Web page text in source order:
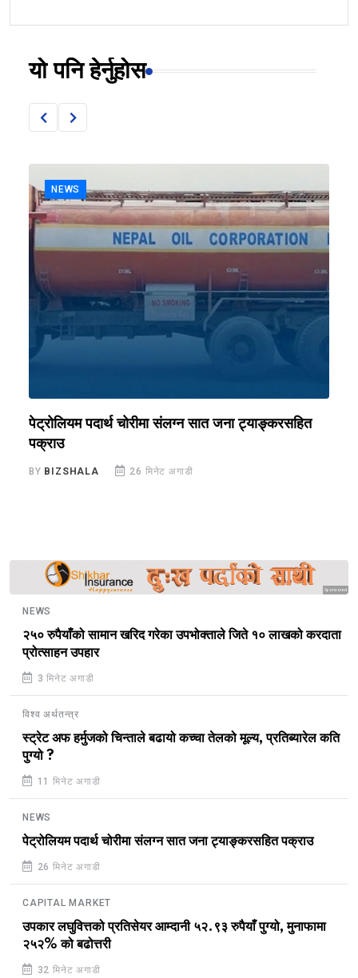
यो पनि हेर्नुहोस
NEWS
पेट्रोलियम पदार्थ चोरीमा संलग्न सात जना ट्याङ्करसहित
पक्राउ
BY BIZSHALA 26 मिनेट अगाडी
Sponsored
NEWS
२५० रुपैयाँको सामान खरिद गरेका उपभोक्ताले जिते १० लाखको करदाता
प्रोत्साहन उपहार
3 मिनेट अगाडी
विश्व अर्थतन्त्र
स्ट्रेट अफ हर्मुजको चिन्ताले बढायो कच्चा तेलको मूल्य, प्रतिब्यारेल कति
पुग्यो ?
11 मिनेट अगाडी
NEWS
पेट्रोलियम पदार्थ चोरीमा संलग्न सात जना ट्याङ्करसहित पक्राउ
26 मिनेट अगाडी
CAPITAL MARKET
उपकार लघुवित्तको प्रतिसेयर आम्दानी ५२.९३ रुपैयाँ पुग्यो, मुनाफामा
२५२% को बढोत्तरी
32 मिनेट अगाडी